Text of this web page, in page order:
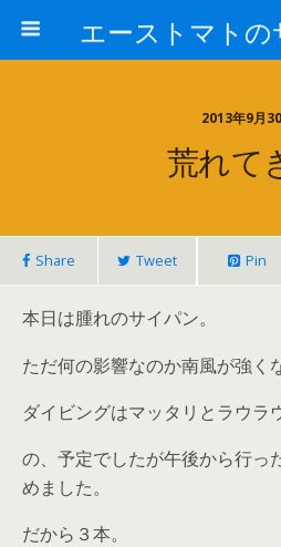
2013年9月
荒れて
Share Tweet Pin
本日は腫れのサイパン。
ただ何の影響なのか南風が強く
ダイビングはマッタリとラウラ
の、予定でしたが午後から行っ
めました。
だから３本。